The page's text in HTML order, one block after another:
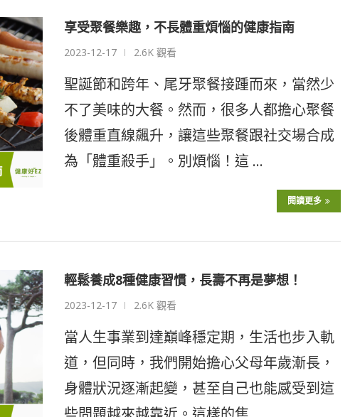
享受聚餐樂趣，不長體重煩惱​的健康指南
2023-12-17 2.6K 觀看
聖誕節和跨年、尾牙聚餐接踵而來，當然少
不了美味的大餐。然而，很多人都擔心聚餐
後體重直線飆升，讓這些聚餐跟社交場合成
為「體重殺手」。別煩惱！這 …
閱讀更多
輕鬆養成8種健康習慣，長壽不再是夢想！
2023-12-17 2.6K 觀看
當人生事業到達巔峰穩定期，生活也步入軌
道，但同時，我們開始擔心父母年歲漸長，
身體狀況逐漸起變，甚至自己也能感受到這